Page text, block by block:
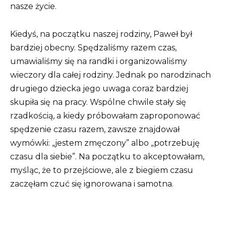
nasze życie.
Kiedyś, na początku naszej rodziny, Paweł był
bardziej obecny. Spędzaliśmy razem czas,
umawialiśmy się na randki i organizowaliśmy
wieczory dla całej rodziny. Jednak po narodzinach
drugiego dziecka jego uwaga coraz bardziej
skupiła się na pracy. Wspólne chwile stały się
rzadkością, a kiedy próbowałam zaproponować
spędzenie czasu razem, zawsze znajdował
wymówki: „jestem zmęczony” albo „potrzebuję
czasu dla siebie”. Na początku to akceptowałam,
myśląc, że to przejściowe, ale z biegiem czasu
zaczęłam czuć się ignorowana i samotna.